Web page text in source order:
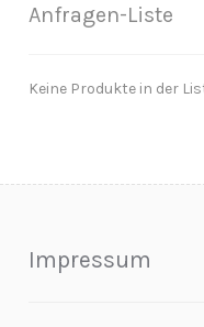
Anfragen-Liste
Keine Produkte in der
Impressum